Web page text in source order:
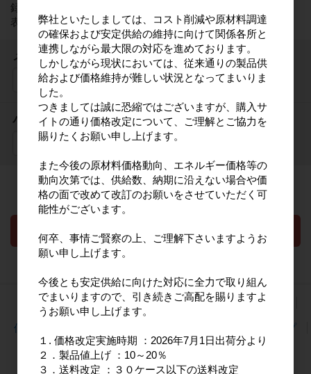
録が必要です。ご登録いただくと会員のみ公開の価格情報が
表示され、会員価格にて商品をご注文いただけます。
メールアドレス
パスワード
ログイン状態を保存する
会社概要 ご利用案内 特定商取引法に基づく表記
個人情報の取り扱いについて サイトマップ
お問い合わせ よくあるご質問
弊社といたしましては、コスト削減や原材料調達
の確保および安定供給の維持に向けて関係各所と
連携しながら最大限の対応を進めております。
しかしながら現状においては、従来通りの製品供
給および価格維持が難しい状況となってまいりま
した。
つきましては誠に恐縮ではございますが、購入サ
イトの通り価格改定について、ご理解とご協力を
賜りたくお願い申し上げます。
また今後の原材料価格動向、エネルギー価格等の
動向次第では、供給数、納期に沿えない場合や価
格の面で改めて改訂のお願いをさせていただく可
能性がございます。
何卒、事情ご賢察の上、ご理解下さいますようお
願い申し上げます。
今後とも安定供給に向けた対応に全力で取り組ん
でまいりますので、引き続きご高配を賜りますよ
うお願い申し上げます。
１. 価格改定実施時期 ：2026年7月1日出荷分より
２．製品値上げ ：10～20％
３．送料改定 ：３０ケース以下の送料改定